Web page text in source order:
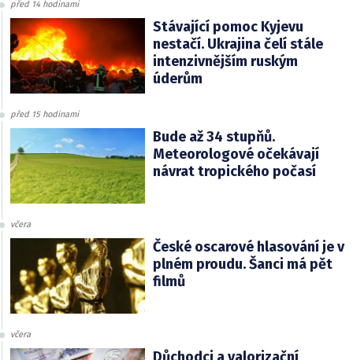
před 14 hodinami
Stávající pomoc Kyjevu
nestačí. Ukrajina čelí stále
intenzivnějším ruským
úderům
před 15 hodinami
Bude až 34 stupňů.
Meteorologové očekávají
návrat tropického počasí
včera
České oscarové hlasování je v
plném proudu. Šanci má pět
filmů
včera